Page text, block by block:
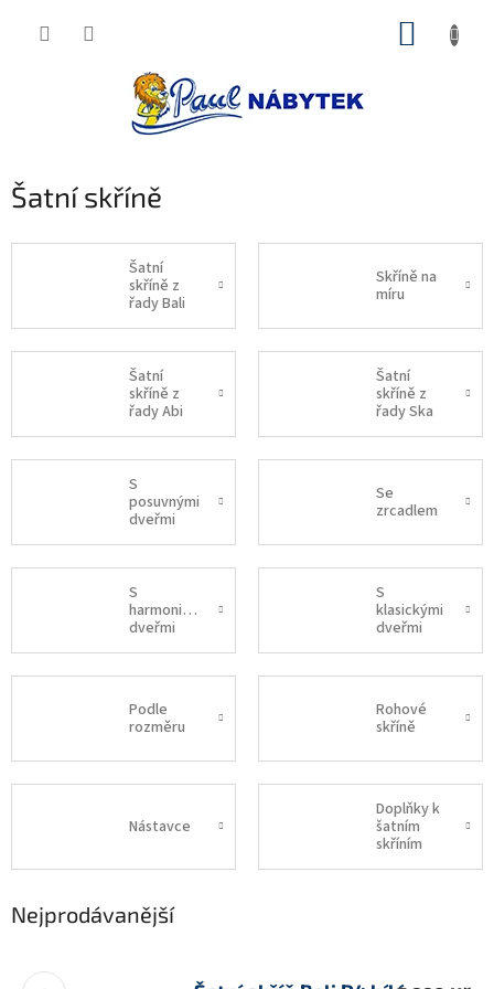
Šatní skříně
Šatní
skříně z
řady Bali
Skříně na
míru
Šatní
skříně z
řady Abi
Šatní
skříně z
řady Ska
S
posuvnými
dveřmi
Se
zrcadlem
S
harmonikovými
dveřmi
S
klasickými
dveřmi
Podle
rozměru
Rohové
skříně
Nástavce
Doplňky k
šatním
skříním
Nejprodávanější